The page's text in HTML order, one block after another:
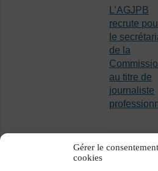
Gérer le
cookies
L’AGJPB
recrute
le
de la
au titre de
journaliste